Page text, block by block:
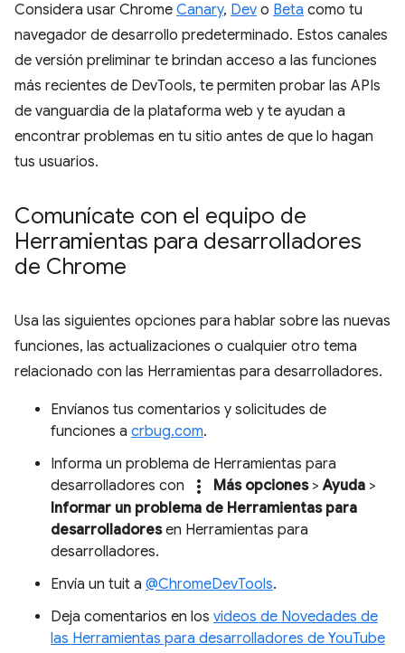
Considera usar Chrome Canary, Dev o Beta como tu
navegador de desarrollo predeterminado. Estos canales
de versión preliminar te brindan acceso a las funciones
más recientes de DevTools, te permiten probar las APIs
de vanguardia de la plataforma web y te ayudan a
encontrar problemas en tu sitio antes de que lo hagan
tus usuarios.
Comunícate con el equipo de
Herramientas para desarrolladores
de Chrome
Usa las siguientes opciones para hablar sobre las nuevas
funciones, las actualizaciones o cualquier otro tema
relacionado con las Herramientas para desarrolladores.
Envíanos tus comentarios y solicitudes de
funciones a crbug.com.
Informa un problema de Herramientas para
desarrolladores con
more_vert Más opciones>Ayuda >
Informar un problema de Herramientas para
desarrolladoresen Herramientas para
desarrolladores.
Envía un tuit a @ChromeDevTools.
Deja comentarios en los videos de Novedades de
las Herramientas para desarrolladores de YouTube